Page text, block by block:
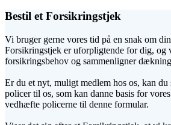
Bestil et Forsikringstjek
Vi bruger gerne vores tid på en snak om
Forsikringstjek er uforpligtende for dig, og
forsikringsbehov og sammenligner
Er du et nyt, muligt medlem hos os, kan
policer til os, som kan danne basis for
vedhæfte policerne til denne formular.